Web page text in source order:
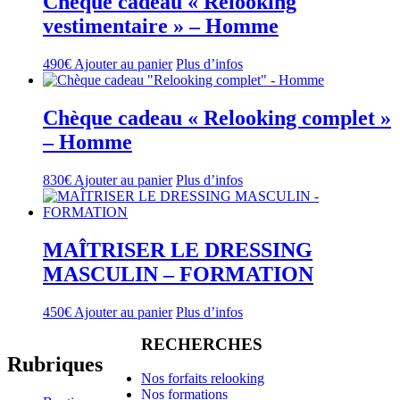
vestimentaire » – Homme
490€ Ajouter au panier Plus d’infos
Chèque cadeau « Relooking complet »
– Homme
830€ Ajouter au panier Plus d’infos
MAÎTRISER LE DRESSING
MASCULIN – FORMATION
450€ Ajouter au panier Plus d’infos
Rubriques
RECHERCHES
Nos forfaits relooking
Nos formations